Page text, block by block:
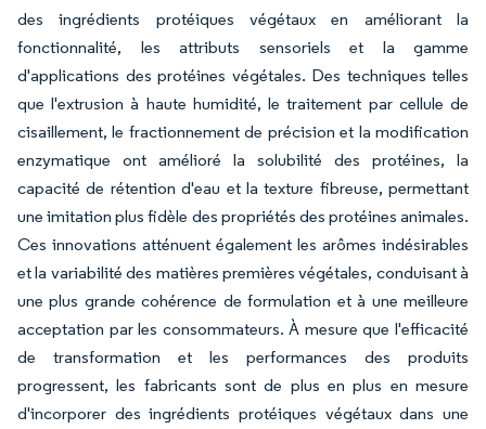
des ingrédients protéiques végétaux en améliorant la
fonctionnalité, les attributs sensoriels et la gamme
d'applications des protéines végétales. Des techniques telles
que l'extrusion à haute humidité, le traitement par cellule de
cisaillement, le fractionnement de précision et la modification
enzymatique ont amélioré la solubilité des protéines, la
capacité de rétention d'eau et la texture fibreuse, permettant
une imitation plus fidèle des propriétés des protéines animales.
Ces innovations atténuent également les arômes indésirables
et la variabilité des matières premières végétales, conduisant à
une plus grande cohérence de formulation et à une meilleure
acceptation par les consommateurs. À mesure que l'efficacité
de transformation et les performances des produits
progressent, les fabricants sont de plus en plus en mesure
d'incorporer des ingrédients protéiques végétaux dans une